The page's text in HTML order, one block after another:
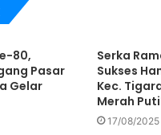
80,
Pasar
Gelar
Serka
Sukses
Kec.
Merah
17/08/2025